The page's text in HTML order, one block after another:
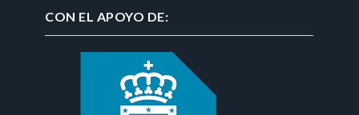
CON EL APOYO DE: